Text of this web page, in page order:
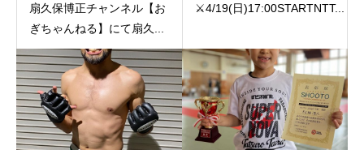
扇久保博正チャンネル【お
ぎちゃんねる】にて扇久...
⚔️4/19(日)17:00️STARTNTT...